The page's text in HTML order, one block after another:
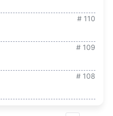
# 110
# 109
# 108